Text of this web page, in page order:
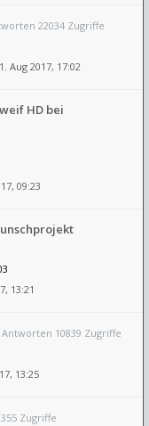
22034 Zugriffe
Aug 2017, 17:02
HD bei
09:23
13:21
Antworten 10839 Zugriffe
13:25
Zugriffe